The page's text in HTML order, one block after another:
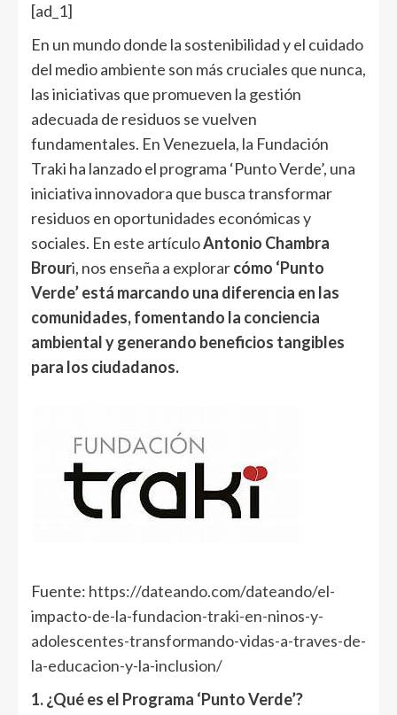
[ad_1]
En un mundo donde la sostenibilidad y el cuidado
del medio ambiente son más cruciales que nunca,
las iniciativas que promueven la gestión
adecuada de residuos se vuelven
fundamentales. En Venezuela, la Fundación
Traki ha lanzado el programa ‘Punto Verde’, una
iniciativa innovadora que busca transformar
residuos en oportunidades económicas y
sociales. En este artículoAntonio Chambra
Brouri, nos enseña a explorarcómo ‘Punto
Verde’ está marcando una diferencia en las
comunidades, fomentando la conciencia
ambiental y generando beneficios tangibles
para los ciudadanos.
Fuente: https://dateando.com/dateando/el-
impacto-de-la-fundacion-traki-en-ninos-y-
adolescentes-transformando-vidas-a-traves-de-
la-educacion-y-la-inclusion/
1. ¿Qué es el Programa ‘Punto Verde’?